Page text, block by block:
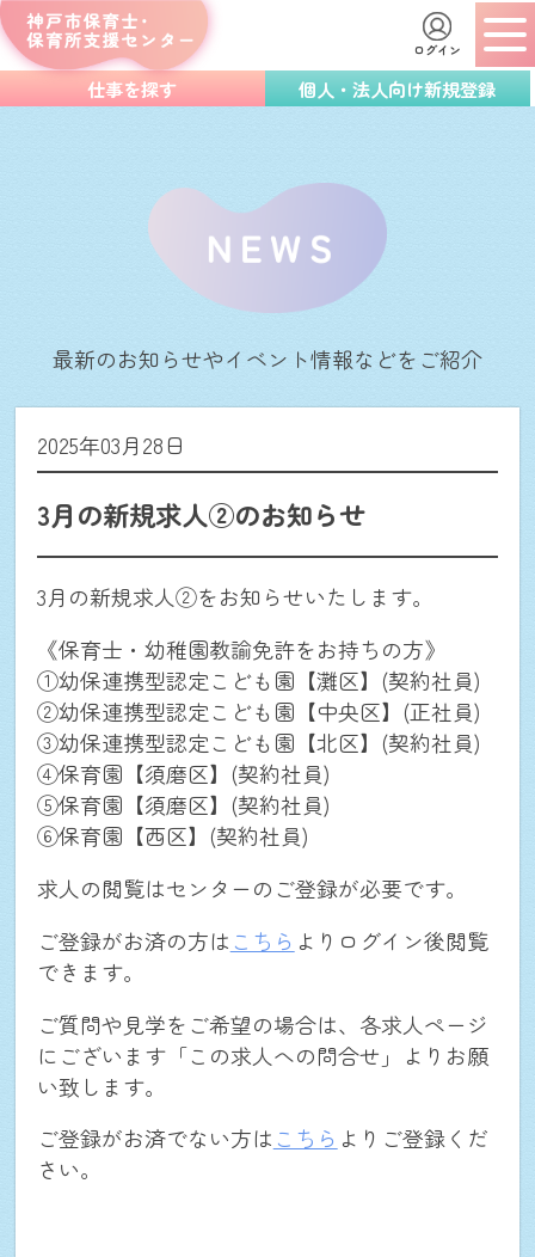
ログイン
仕事を探す 個人・法人向け新規登録
NEWS
最新のお知らせやイベント情報などをご紹介
2025年03月28日
3月の新規求人②のお知らせ
3月の新規求人②をお知らせいたします。
《保育士・幼稚園教諭免許をお持ちの方》
①幼保連携型認定こども園【灘区】(契約社員)
②幼保連携型認定こども園【中央区】(正社員)
③幼保連携型認定こども園【北区】(契約社員)
④保育園【須磨区】(契約社員)
⑤保育園【須磨区】(契約社員)
⑥保育園【西区】(契約社員)
求人の閲覧はセンターのご登録が必要です。
ご登録がお済の方は こちら よりログイン後閲覧
できます。
ご質問や見学をご希望の場合は、各求人ページ
にございます「この求人への問合せ」よりお願
い致します。
ご登録がお済でない方は こちら よりご登録くだ
さい。